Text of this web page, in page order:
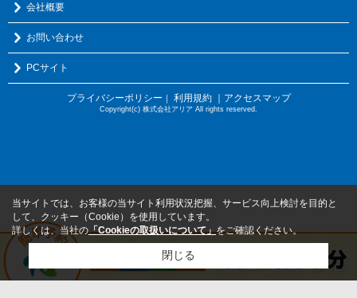
会社概要
お問い合わせ
PCサイト
プライバシーポリシー ｜ 利用規約 ｜アクセスマップ
Copyright(c) 株式会社アリア All rights reserved.
当サイトでは、お客様の当サイト利用状況把握、サービス向上検討を目的と
して、クッキー（Cookie）を使用しています。
詳しくは、当社の「Cookieの取扱いについて」をご確認ください。
閉じる